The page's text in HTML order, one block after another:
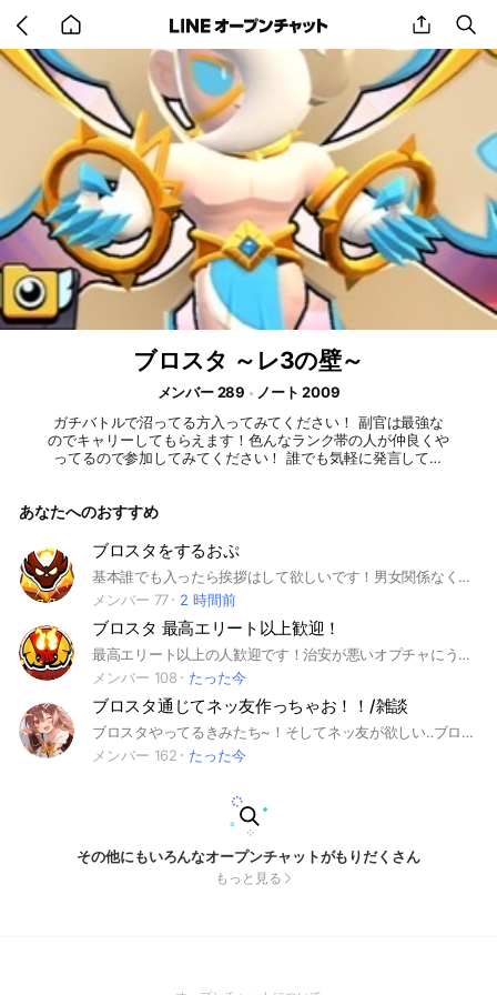
back
to
home
share
ブロスタ ～レ3の壁～
メンバー 289
ノート 2009
ガチバトルで沼ってる方入ってみてください！ 副官は最強な
のでキャリーしてもらえます！色んなランク帯の人が仲良くや
ってるので参加してみてください！ 誰でも気軽に発言してく
あなたへのおすすめ
ブロスタをするおぷ
基本誰でも入ったら挨拶はして欲しいです！男女関係なく入ってきてください！ 荒らし、即抜け、宣伝、下ネタ諸々ダメです！ 入ったら自己紹介ノートに書いてね！ ガチバトルのキャリーとか、トロ上げとか誘ってくれたらみんな優しいので反応してくれます！ #ブロスタ #雑談 #ガチバトル、トロ上げお手伝い
メンバー 77
2 時間前
ブロスタ 最高エリート以上歓迎！
最高エリート以上の人歓迎です！治安が悪いオプチャにうんざりした人はここが最もオススメです‼️治安最高級にしてあります‼️是非入ってね‼️あと初期アイコンはすぐ抜ける人が多いので禁止です🈲❌あと宣伝も禁止❌🈲 ノートにプロフィール貼ってくれたら一緒にガチバトルやりやすいから貼ってね あと①即抜けをしない②退会する時に理由を言う ①②が守れないと通報します。 いつでも言ってくれたらガチバトル一緒にやりますので気楽に呼んでね！
メンバー 108
たった今
ブロスタ通じてネッ友作っちゃお！！/雑談
ブロスタやってるきみたち~！そしてネッ友が欲しい‥ブロスタ一緒にやりたい‥ブロスタに関する質問したい、雑談したい‥などなど思ってる人いるよね！？そんな時にはここのオプ！入らないかい？男女問わず、そして初心者〜上級者も問いません！つまり‥誰でも大歓迎！ みんなで協力していいオプにするためにがんばるぞぉ〜 ちなみに主はブロスタ上手くないですw が！オプのために働いてまーすwww そしてこのオプでは手伝ったり、手伝ってもらったり、ブロスタについて質問したり、なんでもありあり！たくさんの人が来てくれること願ってるよ！ここのオプのクラブもあるからきてねぇぇぇぇぇ！！！！ じゃあ！みんなで楽しいブロスタライフ過ごそうねぇ！楽しい時間過ごすために主と副官が荒らしは無くしてノンストレスなオプにするためにがんばるよぉ！ あともちろんだけど即抜けはダメね！ #ブロスタ#雑談#仲良し#友達#オプチャ#楽しい#赤盾#ゲーム#初心者#上級者#誰でも歓迎#質問#ネッ友#安心#男子#女子
メンバー 162
たった今
その他にもいろんなオープンチャットがもりだくさん
もっと見る